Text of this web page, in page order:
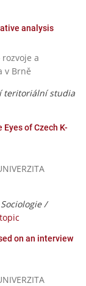
analysis
a
v Brně
teritoriální studia
of Czech K-
/
on an interview